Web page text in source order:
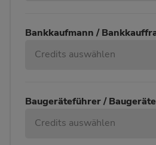
Bankkaufmann /
Credits auswählen
Baugeräteführer /
Credits auswählen